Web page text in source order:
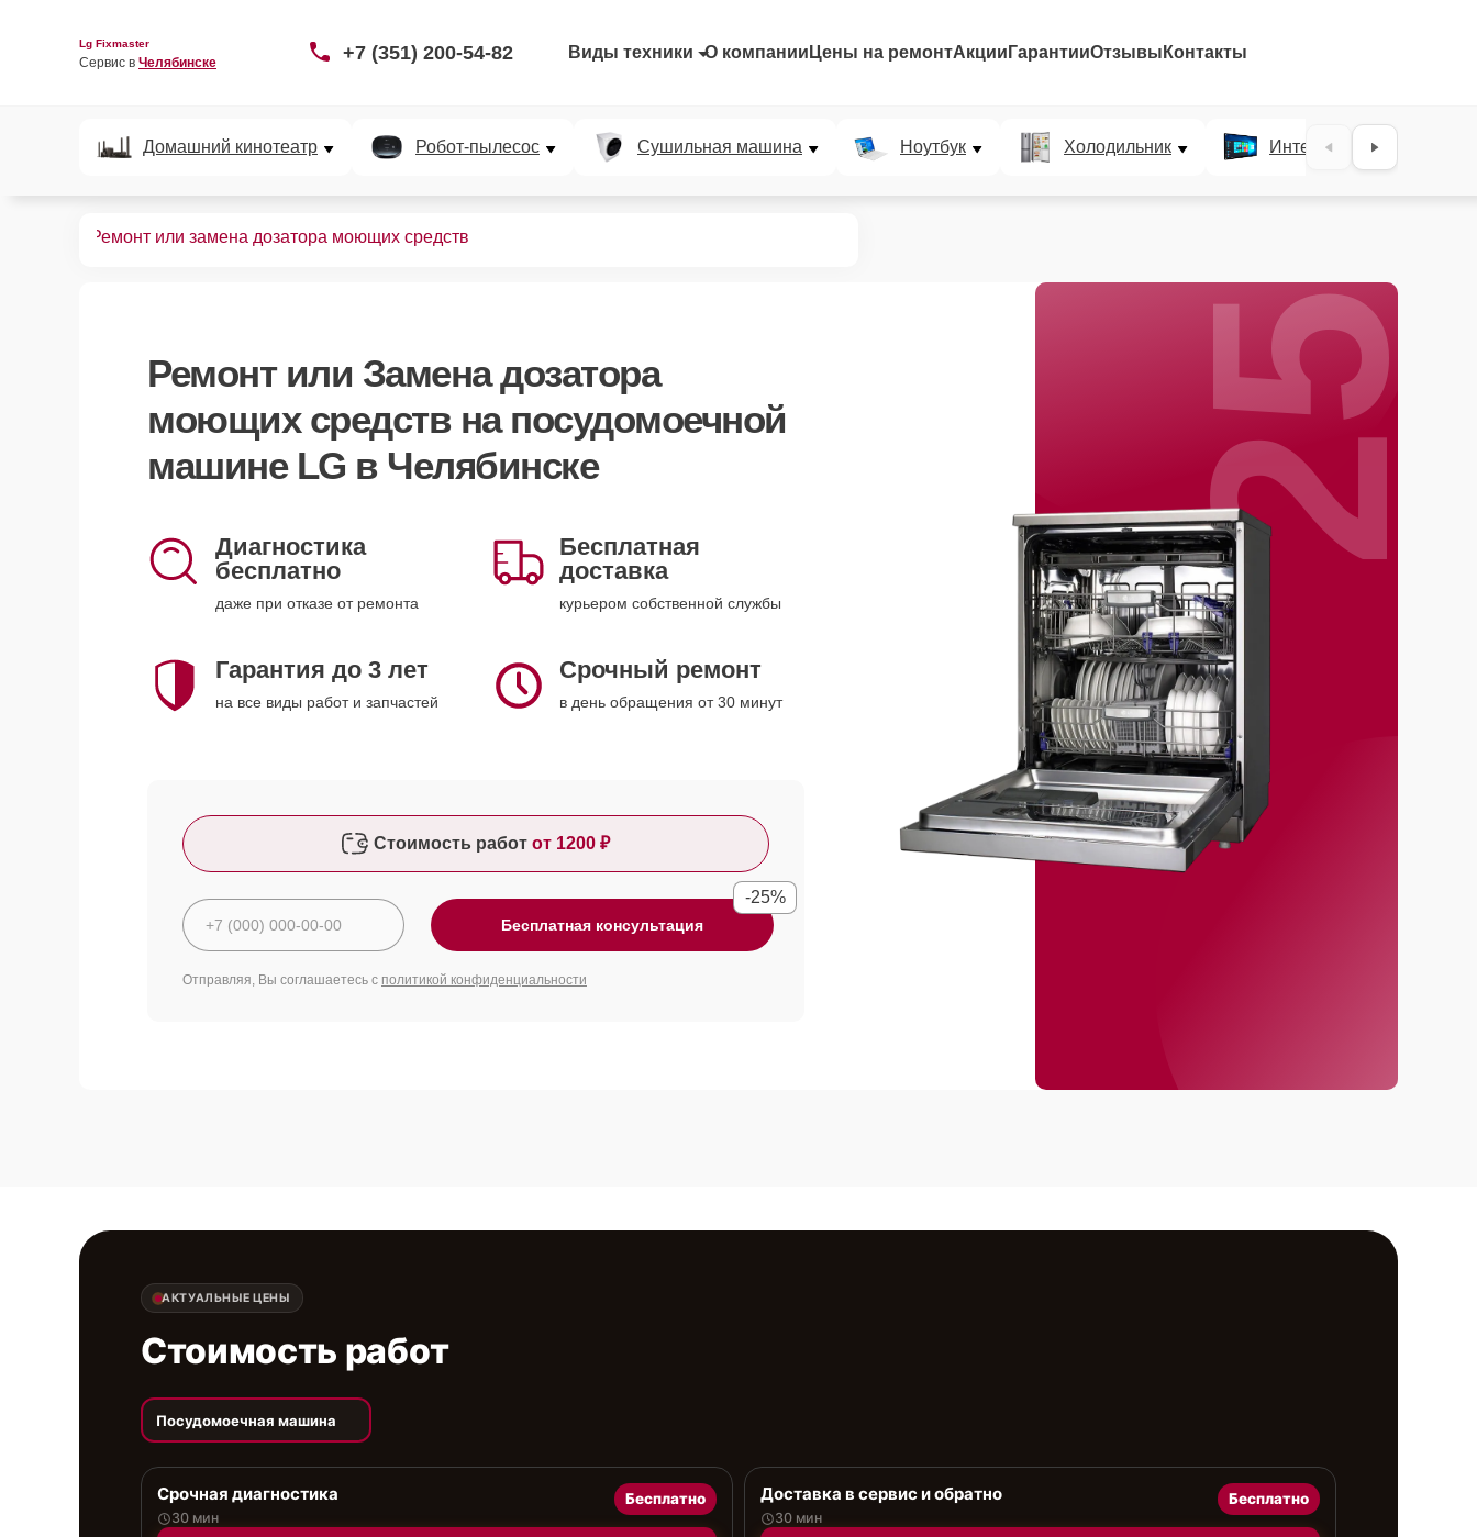
Lg Fixmaster
Сервис в Челябинске +7 (351) 200-54-82 Виды техники О компании Цены на ремонтАкции ГарантииОтзывы Контакты
Домашний кинотеатр Робот-пылесос Сушильная машина Ноутбук Холодильник Интерактивные панели
Ремонт или замена дозатора моющих средств
Ремонт или Замена дозатора
моющих средствна посудомоечной
машине LG в Челябинске
Диагностика
бесплатно
даже при отказе от ремонта
Бесплатная
доставка
курьером собственной службы
Гарантия до 3 лет
на все виды работ и запчастей
Срочный ремонт
в день обращения от 30 минут
Стоимость работ от 1200 ₽
Бесплатная консультация
-25%
Отправляя, Вы соглашаетесь с политикой конфиденциальности
25%
АКТУАЛЬНЫЕ ЦЕНЫ
Стоимость работ
Посудомоечная машина
Срочная диагностика
30 мин
Бесплатно Доставка в сервис и обратно
30 мин
Бесплатно